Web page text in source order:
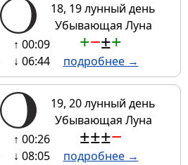
18, 19 лунный день
Убывающая Луна
↑ 00:09
↓ 06:44
+−±+
подробнее →
19, 20 лунный день
Убывающая Луна
↑ 00:26
↓ 08:05
±±±−
подробнее →